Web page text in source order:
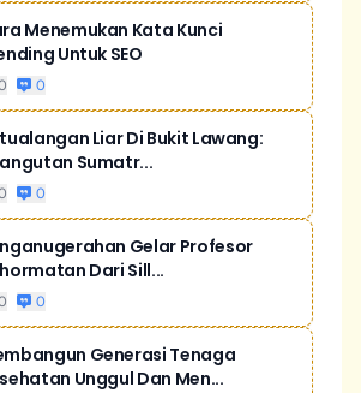
Menemukan Kata Kunci
Untuk SEO
0
Liar Di Bukit Lawang:
Sumatr...
0
Gelar Profesor
Dari Sill...
0
Generasi Tenaga
Unggul Dan Men...